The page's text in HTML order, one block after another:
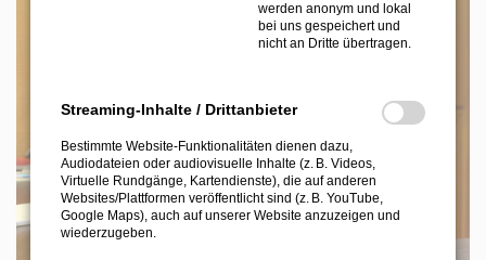
werden anonym und lokal
bei uns gespeichert und
nicht an Dritte übertragen.
Streaming-Inhalte / Drittanbieter
Bestimmte Website-Funktionalitäten dienen dazu,
Audiodateien oder audiovisuelle Inhalte (z. B. Videos,
Virtuelle Rundgänge, Kartendienste), die auf anderen
Websites/Plattformen veröffentlicht sind (z. B. YouTube,
Google Maps), auch auf unserer Website anzuzeigen und
wiederzugeben.